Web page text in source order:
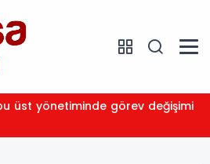
üst yönetiminde görev değişimi